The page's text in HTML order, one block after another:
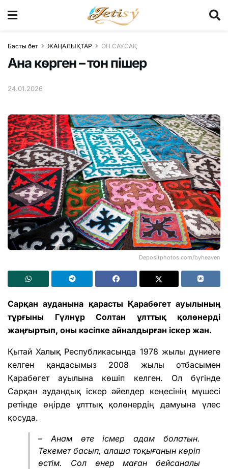
Басты бет ЖАҢАЛЫҚТАР ОН САУСАҚ
Ана көрген – тон пішер
24.01.2026
Depositphotos.com/byheaven
Сарқан ауданына қарасты Қарабөгет ауылының
тұрғыны Гүлнұр Солтан ұлттық қолөнерді
жаңғыртып, оны кәсіпке айналдырған іскер жан.
Қытай Халық Республикасында 1978 жылы дүниеге
келген қандасымыз 2008 жылы отбасымен
Қарабөгет ауылына көшіп келген. Ол бүгінде
Сарқан аудандық іскер әйелдер кеңесінің мүшесі
ретінде өңірде ұлттық қолөнердің дамуына үлес
қосуда.
– Анам өте ісмер адам болатын.
Текемет басып, алаша тоқығанын көріп
өстім. Сол өнер маған бейсаналы